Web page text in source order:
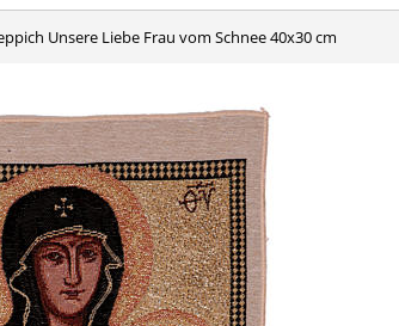
Unsere Liebe Frau vom Schnee 40x30 cm